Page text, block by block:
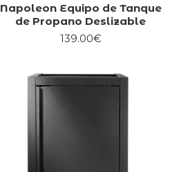
Napoleon Equipo de Tanque
de Propano Deslizable
139.00€